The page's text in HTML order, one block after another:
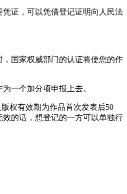
证，可以凭借登记证明向人民法
国家权威部门的认证将使您的作
一个加分项申报上去。
权有效期为作品首次发表后50
的话，想登记的一方可以单独行